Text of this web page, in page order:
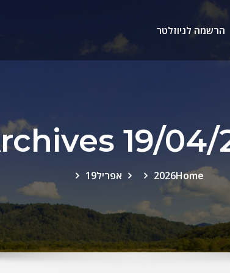
הרשמה לניוזלטר
19/04/
Home
2026 אפריל19